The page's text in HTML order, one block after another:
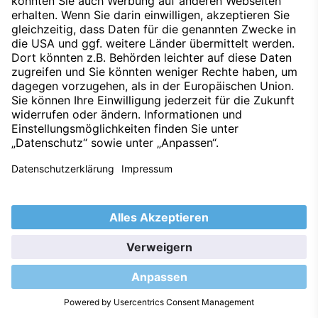
Impressum Techniklexikon
HinweisgeberNachhaltigkeit
2026 © S&G Automobil AG